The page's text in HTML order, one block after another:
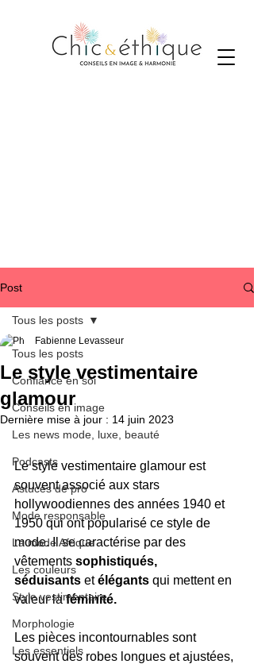
Post
Tous les posts
Confiance en soi
Conseils en image
Les news mode, luxe, beauté
Podcasts
Astuces de pro
Mode responsable
La mode Afrique
Les couleurs
Style vestimentaire
Morphologie
Les essentiels
Tous les posts
Le style vestimentaire
glamour
Fabienne Levasseur
Dernière mise à jour : 14 juin 2023
Le style vestimentaire glamour est
souvent associé aux stars
hollywoodiennes des années 1940 et
1950 qui ont popularisé ce style de
mode. Il se caractérise par des
vêtements sophistiqués,
séduisants et élégants qui mettent en
valeur la féminité.
Les pièces incontournables sont
souvent des robes longues et ajustées,